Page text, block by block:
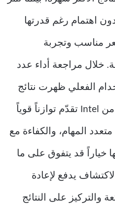
اهتمام رغم قدرتها
مناسب وتجربة
خلال مراجعة أداء عدد
الفعلي ظهرت نتائج
غير متوقعة، فهناك وحدة من Intel تقدّم توازناً قوياً
متعدد المهام، والكفاءة مع
خياراً قد يتفوق على ما
يدفع لإعادة
والتركيز على النتائج